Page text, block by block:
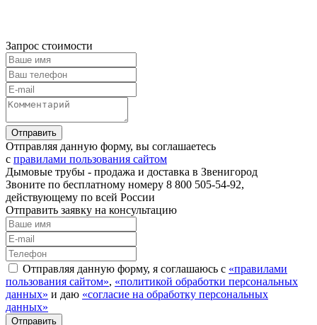
Запрос стоимости
Отправляя данную форму, вы соглашаетесь
с правилами пользования сайтом
Дымовые трубы - продажа и доставка в Звенигород
Звоните по бесплатному номеру 8 800 505-54-92,
действующему по всей России
Отправить заявку на консультацию
Отправляя данную форму, я соглашаюсь с «правилами
пользования сайтом», «политикой обработки персональных
данных» и даю «согласие на обработку персональных
данных»